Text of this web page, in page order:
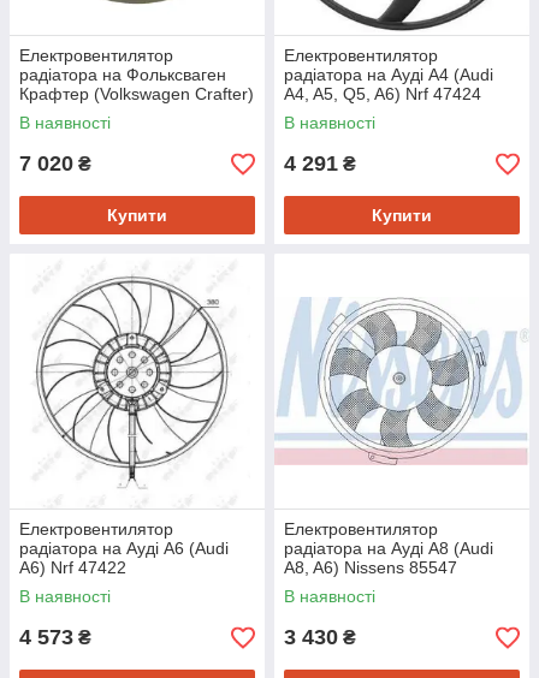
Електровентилятор
радіатора на Фольксваген
Крафтер (Volkswagen Crafter)
Febi 47311
В наявності
7 020 ₴
Купити
Електровентилятор
радіатора на Ауді A4 (Audi
A4, A5, Q5, A6) Nrf 47424
В наявності
4 291 ₴
Купити
Електровентилятор
радіатора на Ауді A6 (Audi
A6) Nrf 47422
В наявності
4 573 ₴
Електровентилятор
радіатора на Ауді A8 (Audi
A8, A6) Nissens 85547
В наявності
3 430 ₴